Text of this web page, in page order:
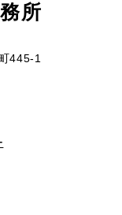
所
445-1